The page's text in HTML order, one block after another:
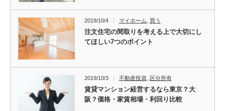
2019/10/4 マイホーム 買う
注文住宅の間取りを考える上で大切にし
てほしい7つのポイント
2019/10/3 不動産投資, 区分所有
賃貸マンション経営するなら東京？大
阪？価格・家賃相場・利回り比較